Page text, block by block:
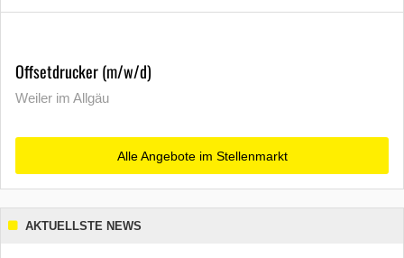
Offsetdrucker (m/w/d)
Weiler im Allgäu
Alle Angebote im Stellenmarkt
AKTUELLSTE NEWS